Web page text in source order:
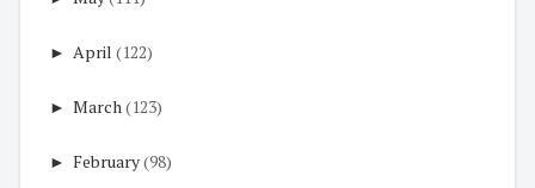
► April (122)
► March(123)
► February(98)